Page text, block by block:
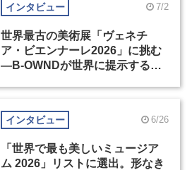
インタビュー 7/2
世界最古の美術展「ヴェネチ
ア・ビエンナーレ2026」に挑む
―B-OWNDが世界に提示する美
インタビュー 6/26
「世界で最も美しいミュージア
ム 2026」リストに選出。形なき